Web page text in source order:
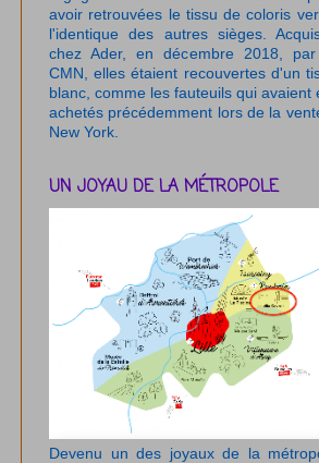
avoir retrouvées le tissu de coloris
l'identique des autres sièges.
chez Ader, en décembre 2018,
CMN, elles étaient recouvertes d'un
blanc, comme les fauteuils qui avaient
achetés précédemment lors de la
New York.
UN JOYAU DE LA MÉTROPOLE
Devenu un des joyaux de la